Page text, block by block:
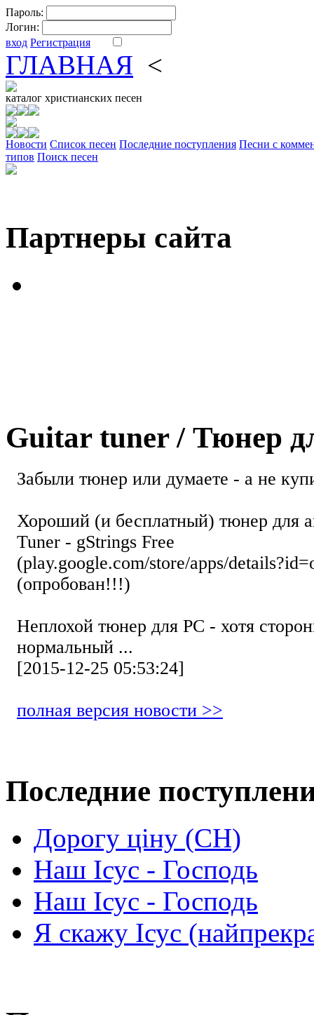
Пароль:
Логин:
вход Регистрация
ГЛАВНАЯ <
каталог христианских песен
Новости Cписок песен Последние поступления Песни с
типов Поиск песен
Партнеры сайта
Guitar tuner / Тюнер
Забыли тюнер или думаете - а не
Хороший (и бесплатный) тюнер для
Tuner - gStrings Free
(play.google.com/store/apps/
(опробован!!!)
Неплохой тюнер для РС - хотя
нормальный ...
[2015-12-25 05:53:24]
полная версия новости >>
Последние
Дорогу ціну (СН)
Наш Ісус - Господь
Наш Ісус - Господь
Я скажу Ісус